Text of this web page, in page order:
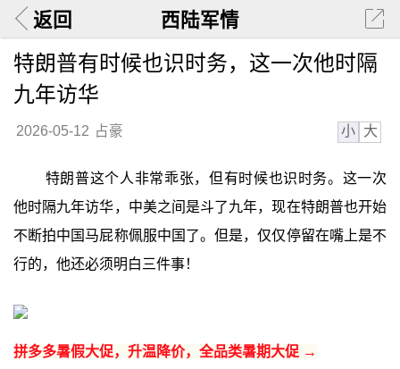
返回 西陆军情
特朗普有时候也识时务，这一次他时隔
九年访华
2026-05-12 占豪 小 大
特朗普这个人非常乖张，但有时候也识时务。这一次
他时隔九年访华，中美之间是斗了九年，现在特朗普也开始
不断拍中国马屁称佩服中国了。但是，仅仅停留在嘴上是不
行的，他还必须明白三件事！
拼多多暑假大促，升温降价，全品类暑期大促 →